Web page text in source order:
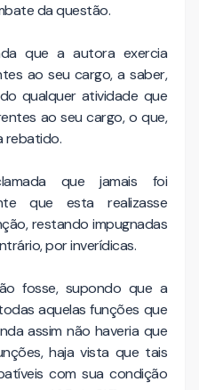
da questão.
que a autora exercia
ao seu cargo, a saber,
qualquer atividade que
ao seu cargo, o que,
rebatido.
que jamais foi
que esta realizasse
restando impugnadas
por inverídicas.
fosse, supondo que a
aquelas funções que
assim não haveria que
haja vista que tais
com sua condição